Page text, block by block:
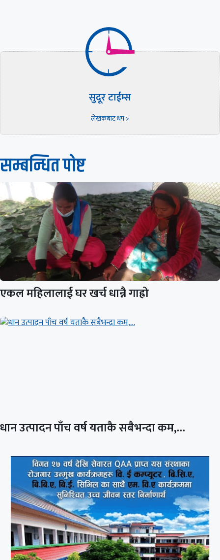
सुदूर टाईम्स
लेखकबाट थप >
सम्बन्धित पाेष्ट
एकल महिलालाई घर खर्च धान्नै गाह्रो
धान उत्पादन पाँच वर्ष यताकै सबैभन्दा कम,…